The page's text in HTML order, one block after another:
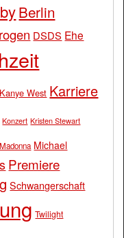
Berlin
DSDS Ehe
Kanye West Karriere
Konzert Kristen Stewart
Madonna Michael
Premiere
Schwangerschaft
Twilight